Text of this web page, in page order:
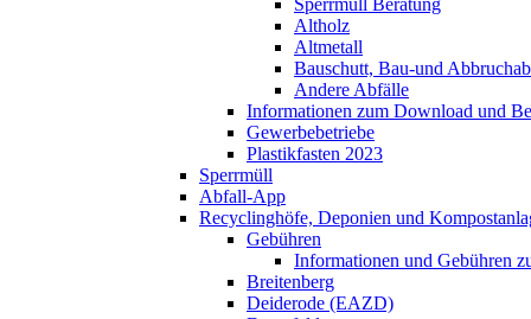
Sperrmüll Beratung
Altholz
Altmetall
Bauschutt, Bau-und
Andere Abfälle
Informationen zum Download und
Gewerbebetriebe
Plastikfasten 2023
Sperrmüll
Abfall-App
Recyclinghöfe, Deponien und
Gebühren
Informationen und Gebühren
Breitenberg
Deiderode (EAZD)